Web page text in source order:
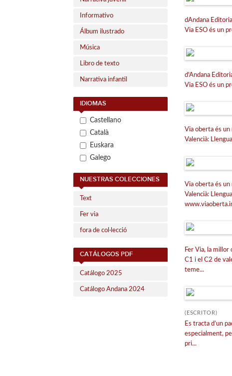
Informativo
Álbum ilustrado
Música
Libro de texto
Narrativa infantil
IDIOMAS
Castellano
Català
Euskara
Galego
NUESTRAS COLECCIONES
Text
Fer via
fora de col·lecció
CATÁLOGOS PDF
Catálogo 2025
Catálogo Andana 2024
dAndana
Via ESO és un
d'Andana
Via ESO és un
Via oberta és un
Valencià:
Via oberta és
Valencià:
Fer Via, la millor
C1 i el C2 de
teme...
(ESCRITOR)
Es tracta d’un
especialment,
pri...